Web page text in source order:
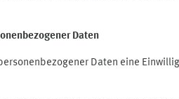
Daten
Daten eine